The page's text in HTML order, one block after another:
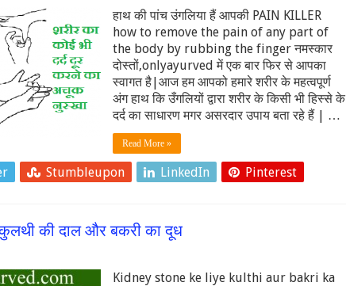
हाथ की पांच उंगलिया हैं आपकी PAIN KILLER
how to remove the pain of any part of
the body by rubbing the finger नमस्कार
दोस्तों,onlyayurved में एक बार फिर से आपका
स्वागत है|आज हम आपको हमारे शरीर के महत्वपूर्ण
अंग हाथ कि उँगलियों द्वारा शरीर के किसी भी हिस्से के
दर्द का साधारण मगर असरदार उपाय बता रहे हैं | …
Read More »
Stumbleupon LinkedIn Pinterest
कुलथी की दाल और बकरी का दूध
Kidney stone ke liye kulthi aur bakri ka